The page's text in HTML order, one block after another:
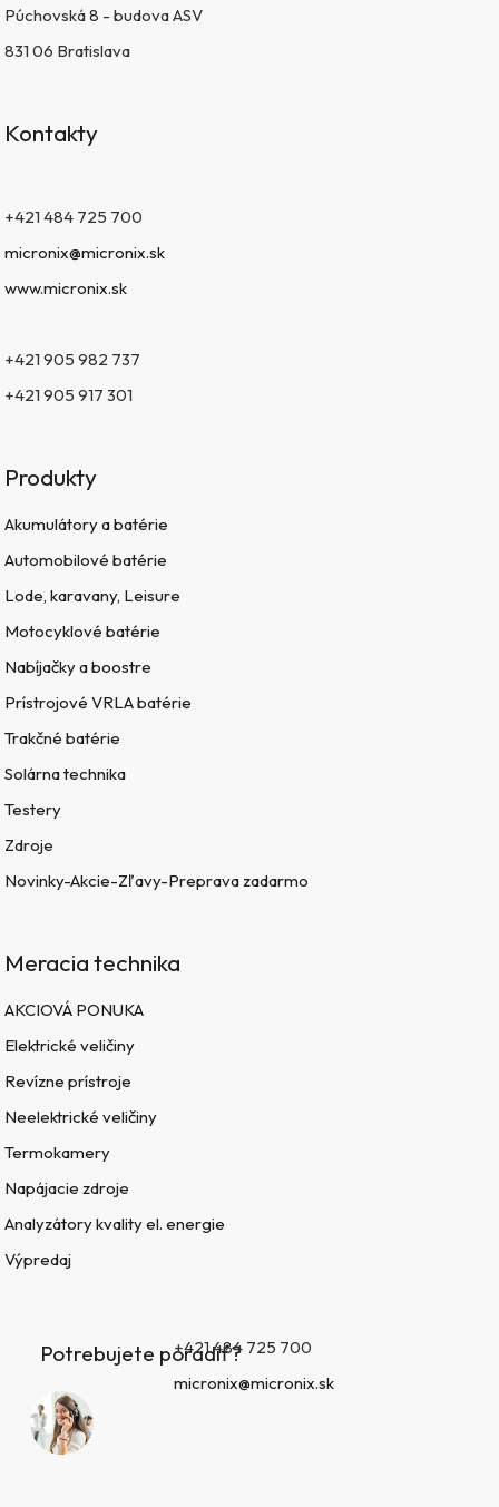
Púchovská 8 - budova ASV
831 06 Bratislava
Kontakty
+421 484 725 700
micronix@micronix.sk
www.micronix.sk
+421 905 982 737
+421 905 917 301
Produkty
Akumulátory a batérie
Automobilové batérie
Lode, karavany, Leisure
Motocyklové batérie
Nabíjačky a boostre
Prístrojové VRLA batérie
Trakčné batérie
Solárna technika
Testery
Zdroje
Novinky-Akcie-Zľavy-Preprava zadarmo
Meracia technika
AKCIOVÁ PONUKA
Elektrické veličiny
Revízne prístroje
Neelektrické veličiny
Termokamery
Napájacie zdroje
Analyzátory kvality el. energie
Výpredaj
Potrebujete poradiť?+421 484 725 700
micronix@micronix.sk